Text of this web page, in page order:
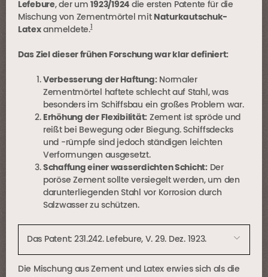
Lefebure, der um1923/1924 die ersten Patente für die
Mischung von Zementmörtel mit Naturkautschuk-
Latexanmeldete.
Das Ziel dieser frühen Forschung war klar definiert:
Verbesserung der Haftung:Normaler
Zementmörtel haftete schlecht auf Stahl, was
besonders im Schiffsbau ein großes Problem war.
Erhöhung der Flexibilität: Zement ist spröde und
reißt bei Bewegung oder Biegung. Schiffsdecks
und -rümpfe sind jedoch ständigen leichten
Verformungen ausgesetzt.
Schaffung einer wasserdichten Schicht:Der
poröse Zement sollte versiegelt werden, um den
darunterliegenden Stahl vor Korrosion durch
Salzwasser zu schützen.
Das Patent: 231.242. Lefebure, V. 29. Dez. 1923.
Die Mischung aus Zement und Latex erwies sich als die